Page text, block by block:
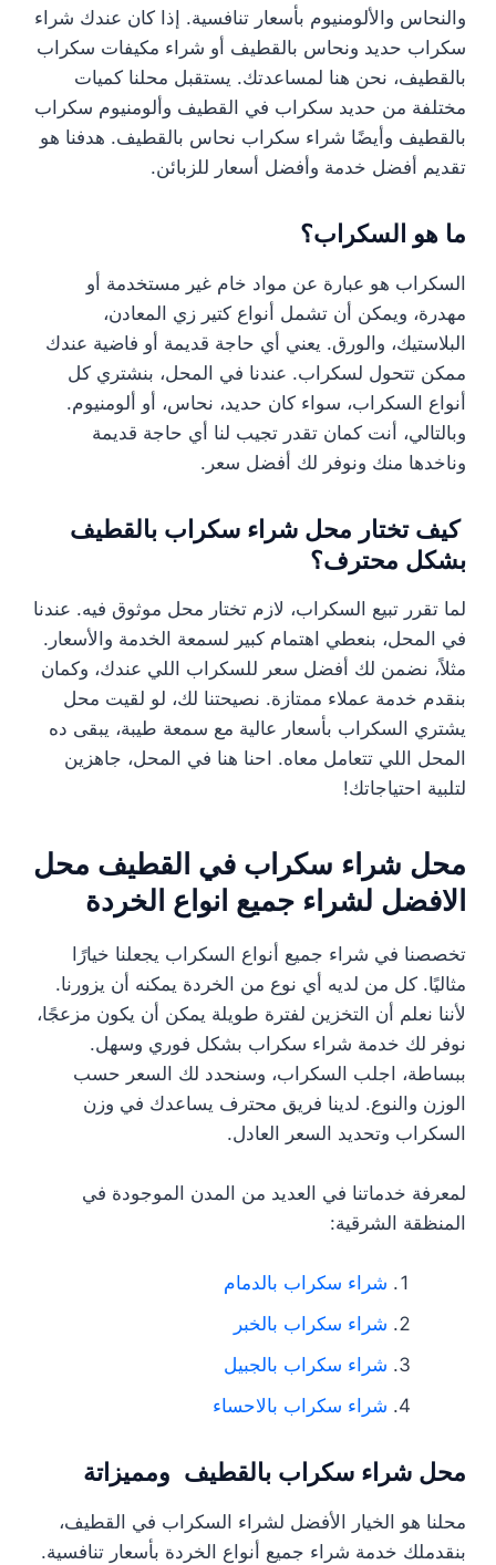
والنحاس والألومنيوم بأسعار تنافسية. إذا كان عندك شراء
سكراب حديد ونحاس بالقطيف أو شراء مكيفات سكراب
بالقطيف، نحن هنا لمساعدتك. يستقبل محلنا كميات
مختلفة من حديد سكراب في القطيف وألومنيوم سكراب
بالقطيف وأيضًا شراء سكراب نحاس بالقطيف. هدفنا هو
تقديم أفضل خدمة وأفضل أسعار للزبائن.
ما هو السكراب؟
السكراب هو عبارة عن مواد خام غير مستخدمة أو
مهدرة، ويمكن أن تشمل أنواع كتير زي المعادن،
البلاستيك، والورق. يعني أي حاجة قديمة أو فاضية عندك
ممكن تتحول لسكراب. عندنا في المحل، بنشتري كل
أنواع السكراب، سواء كان حديد، نحاس، أو ألومنيوم.
وبالتالي، أنت كمان تقدر تجيب لنا أي حاجة قديمة
وناخدها منك ونوفر لك أفضل سعر.
كيف تختار محل شراء سكراب بالقطيف
بشكل محترف؟
لما تقرر تبيع السكراب، لازم تختار محل موثوق فيه. عندنا
في المحل، بنعطي اهتمام كبير لسمعة الخدمة والأسعار.
مثلاً، نضمن لك أفضل سعر للسكراب اللي عندك، وكمان
بنقدم خدمة عملاء ممتازة. نصيحتنا لك، لو لقيت محل
يشتري السكراب بأسعار عالية مع سمعة طيبة، يبقى ده
المحل اللي تتعامل معاه. احنا هنا في المحل، جاهزين
لتلبية احتياجاتك!
محل شراء سكراب في القطيف محل
الافضل لشراء جميع انواع الخردة
تخصصنا في شراء جميع أنواع السكراب يجعلنا خيارًا
مثاليًا. كل من لديه أي نوع من الخردة يمكنه أن يزورنا.
لأننا نعلم أن التخزين لفترة طويلة يمكن أن يكون مزعجًا،
نوفر لك خدمة شراء سكراب بشكل فوري وسهل.
ببساطة، اجلب السكراب، وسنحدد لك السعر حسب
الوزن والنوع. لدينا فريق محترف يساعدك في وزن
السكراب وتحديد السعر العادل.
لمعرفة خدماتنا في العديد من المدن الموجودة في
المنظقة الشرقية:
شراء سكراب بالدمام
شراء سكراب بالخبر
شراء سكراب بالجبيل
شراء سكراب بالاحساء
محل شراء سكراب بالقطيف ومميزاتة
محلنا هو الخيار الأفضل لشراء السكراب في القطيف،
بنقدملك خدمة شراء جميع أنواع الخردة بأسعار تنافسية.